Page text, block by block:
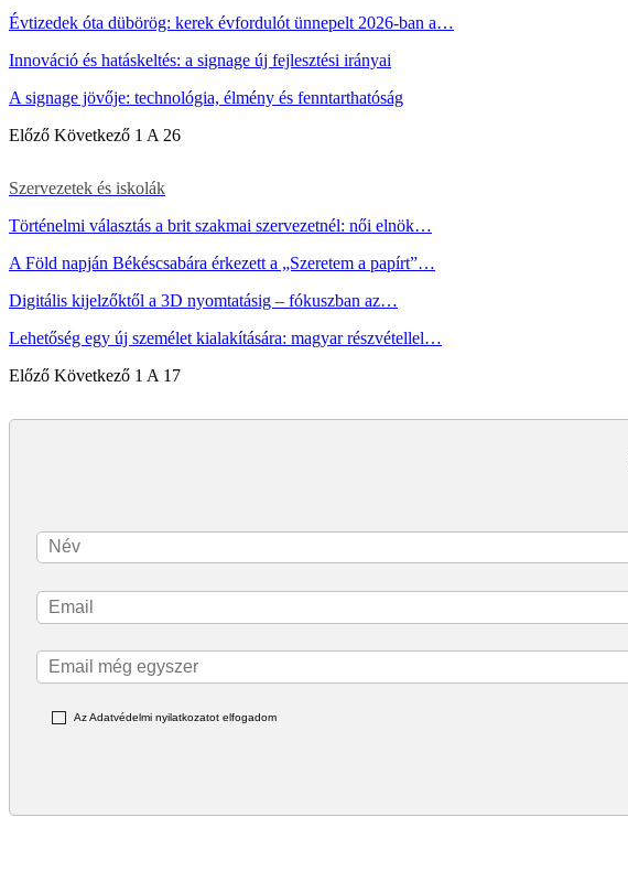
Évtizedek óta dübörög: kerek évfordulót ünnepelt 2026-ban a…
Innováció és hatáskeltés: a signage új fejlesztési irányai
A signage jövője: technológia, élmény és fenntarthatóság
Előző Következő 1 A 26
Szervezetek és iskolák
Történelmi választás a brit szakmai szervezetnél: női elnök…
A Föld napján Békéscsabára érkezett a „Szeretem a papírt”…
Digitális kijelzőktől a 3D nyomtatásig – fókuszban az…
Lehetőség egy új személet kialakítására: magyar részvétellel…
Előző Következő 1 A 17
Az Adatvédelmi nyilatkozatot elfogadom